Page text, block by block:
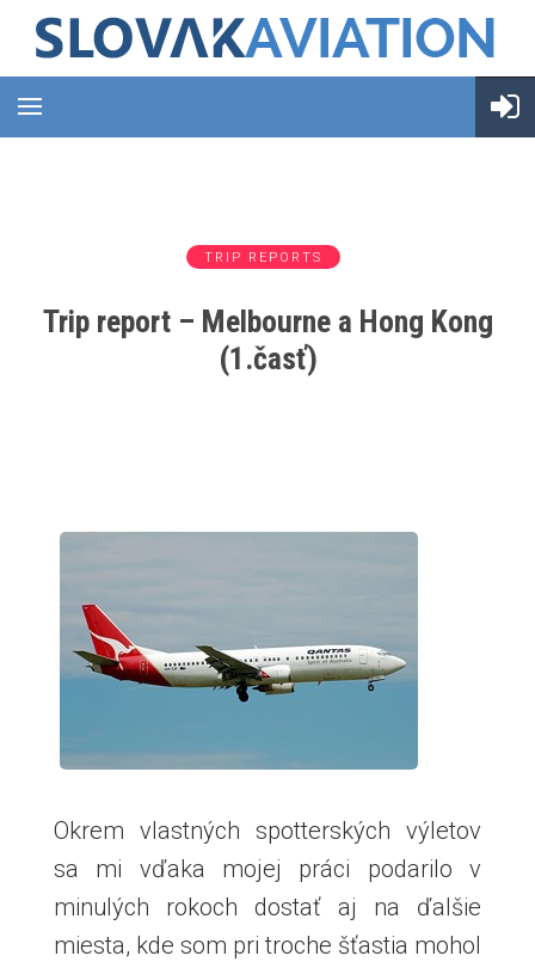
TRIP REPORTS
Trip report – Melbourne a Hong Kong
(1.časť)
Okrem vlastných spotterských výletov
sa mi vďaka mojej práci podarilo v
minulých rokoch dostať aj na ďalšie
miesta, kde som pri troche šťastia mohol